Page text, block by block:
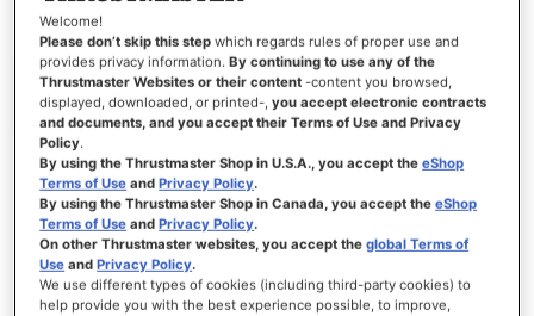
Mostrar contraseña
INICIAR SESIÓN
¿Olvidó su contraseña?
Welcome!
Please don’t skip this step which regards rules of proper use and
provides privacy information.By continuing to use any of the
Thrustmaster Websites or their content -content you browsed,
displayed, downloaded, or printed-,you accept electronic contracts
and documents, and you accept their Terms of Use and Privacy
Policy.
By using the Thrustmaster Shop in U.S.A., you accept theeShop
Terms of Use andPrivacy Policy.
By using the Thrustmaster Shop in Canada, you accept theeShop
Terms of Use andPrivacy Policy.
On other Thrustmaster websites, you accept theglobal Terms of
Use andPrivacy Policy.
We use different types of cookies (including third-party cookies) to
help provide you with the best experience possible, to improve,